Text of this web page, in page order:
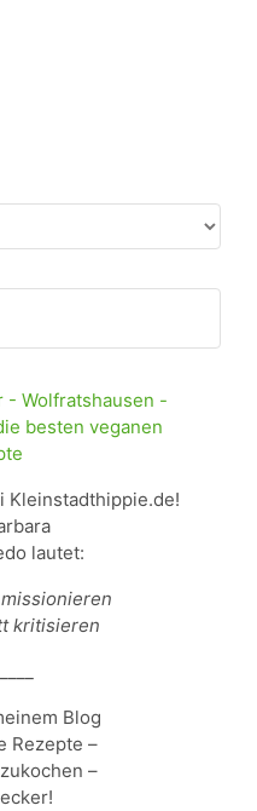
Kleinstadthippie.de!
lautet:
kritisieren
Blog
Rezepte –
–